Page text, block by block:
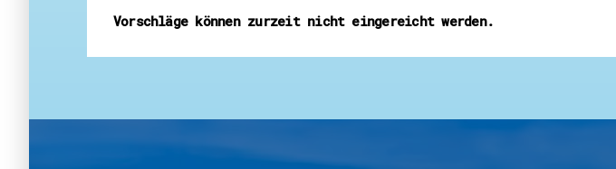
Vorschläge können zurzeit nicht eingereicht werden.